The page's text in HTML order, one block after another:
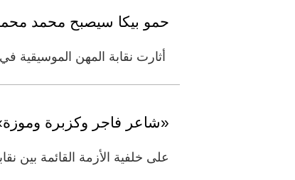
حمو بيكا سيصبح محمد
أثارت نقابة المهن
«شاعر فاجر وكزبرة
على خلفية الأزمة القائمة بين